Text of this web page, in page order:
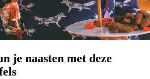
je naasten met deze